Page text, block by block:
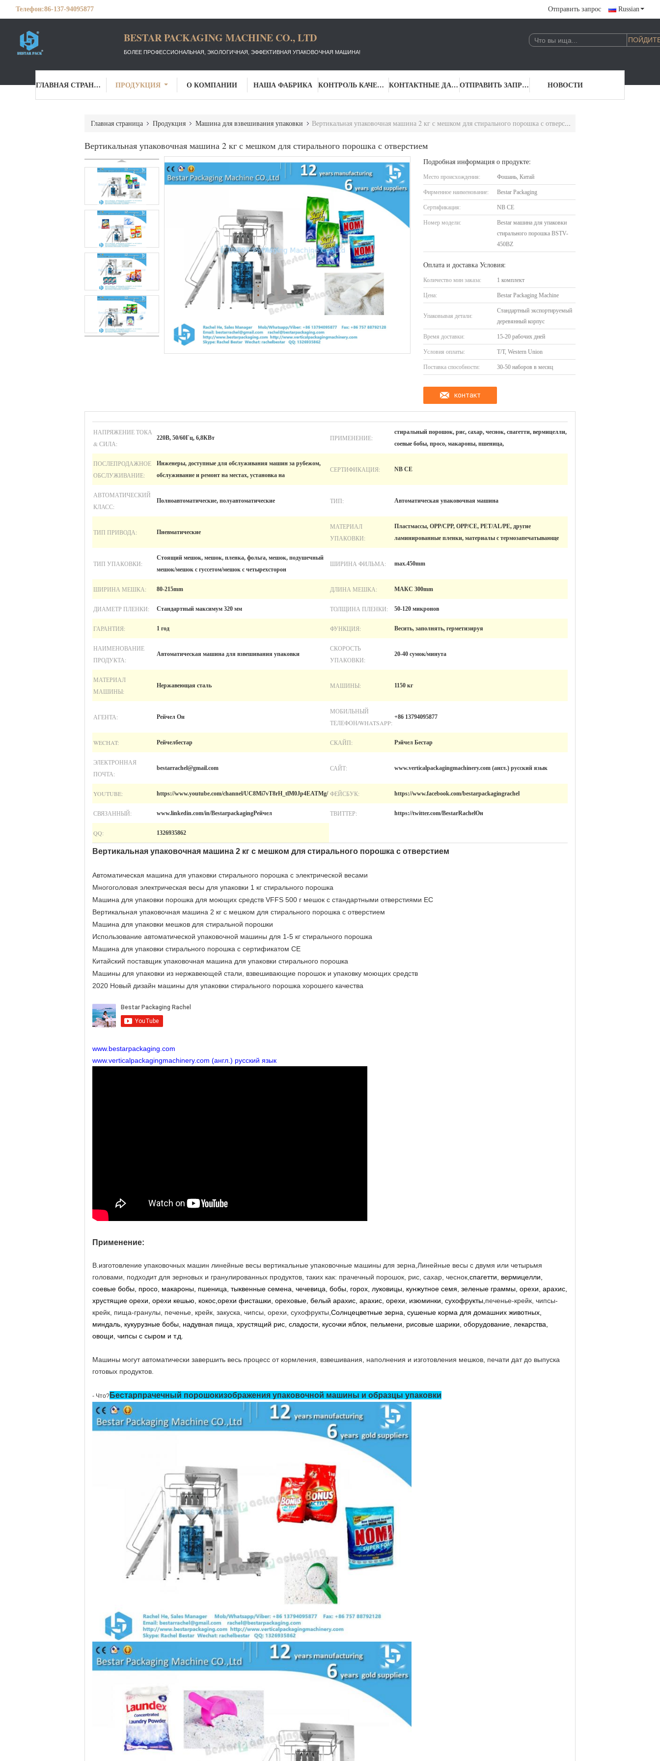
Телефон:86-137-94095877 Отправить запрос Russian
BESTAR PACKAGING MACHINE CO., LTD
БОЛЕЕ ПРОФЕССИОНАЛЬНАЯ, ЭКОЛОГИЧНАЯ, ЭФФЕКТИВНАЯ УПАКОВОЧНАЯ МАШИНА!
ГЛАВНАЯ СТРАНИЦА ПРОДУКЦИЯ О КОМПАНИИ НАША ФАБРИКА КОНТРОЛЬ КАЧЕСТВА КОНТАКТНЫЕ ДАННЫЕ ОТПРАВИТЬ ЗАПРОС НОВОСТИ
Главная страница Продукция Машина для взвешивания упаковки Вертикальная упаковочная машина 2 кг с мешком для стирального порошка с отверстием
Вертикальная упаковочная машина 2 кг с мешком для стирального порошка с отверстием
Подробная информация о продукте:
Место происхождения: Фошань, Китай
Фирменное наименование: Bestar Packaging
Сертификация: NB CE
Номер модели:
Bestar машина для упаковки
стирального порошка BSTV-
450BZ
Оплата и доставка Условия:
Количество мин заказа: 1 комплект
Цена: Bestar Packaging Machine
Упаковывая детали:
Стандартный экспортируемый
деревянный корпус
Время доставки: 15-20 рабочих дней
Условия оплаты: T/T, Western Union
Поставка способности: 30-50 наборов в месяц
контакт
НАПРЯЖЕНИЕ ТОКА
& СИЛА:
220В, 50/60Гц, 6,8КВт ПРИМЕНЕНИЕ:
стиральный порошок, рис, сахар, чеснок, спагетти, вермицелли,
соевые бобы, просо, макароны, пшеница,
ПОСЛЕПРОДАЖНОЕ
ОБСЛУЖИВАНИЕ:
Инженеры, доступные для обслуживания машин за рубежом,
обслуживание и ремонт на местах, установка на
СЕРТИФИКАЦИЯ: NB CE
АВТОМАТИЧЕСКИЙ
КЛАСС:
Полноавтоматические, полуавтоматические ТИП: Автоматическая упаковочная машина
ТИП ПРИВОДА: Пневматические
МАТЕРИАЛ
УПАКОВКИ:
Пластмассы, OPP/CPP, OPP/CE, PET/AL/PE, другие
ламинированные пленки, материалы с термозапечатывающе
ТИП УПАКОВКИ:
Стоящий мешок, мешок, пленка, фольга, мешок, подушечный
мешок/мешок с гуссетом/мешок с четырехсторон
ШИРИНА ФИЛЬМА: max.450mm
ШИРИНА МЕШКА: 80-215mm ДЛИНА МЕШКА: МАКС 300mm
ДИАМЕТР ПЛЕНКИ: Стандартный максимум 320 мм ТОЛЩИНА ПЛЕНКИ: 50-120 микронов
ГАРАНТИЯ: 1 год ФУНКЦИЯ: Весить, заполнять, герметизируя
НАИМЕНОВАНИЕ
ПРОДУКТА:
Автоматическая машина для взвешивания упаковки
СКОРОСТЬ
УПАКОВКИ:
20-40 сумок/минута
МАТЕРИАЛ
МАШИНЫ:
Нержавеющая сталь МАШИНЫ: 1150 кг
АГЕНТА: Рейчел Он
МОБИЛЬНЫЙ
ТЕЛЕФОН/WHATSAPP:
+86 13794095877
WECHAT: Рейчелбестар СКАЙП: Рэйчел Бестар
ЭЛЕКТРОННАЯ
ПОЧТА:
bestarrachel@gmail.com САЙТ: www.verticalpackagingmachinery.com (англ.) русский язык
YOUTUBE: https://www.youtube.com/channel/UC8Mi7vT8rH_tlM0Jp4EATMg/ ФЕЙСБУК: https://www.facebook.com/bestarpackagingrachel
СВЯЗАННЫЙ: www.linkedin.com/in/BestarpackagingРейчел ТВИТТЕР: https://twitter.com/BestarRachelОн
QQ: 1326935862
Вертикальная упаковочная машина 2 кг с мешком для стирального порошка с отверстием
Автоматическая машина для упаковки стирального порошка с электрической весами
Многоголовая электрическая весы для упаковки 1 кг стирального порошка
Машина для упаковки порошка для моющих средств VFFS 500 г мешок с стандартными отверстиями ЕС
Вертикальная упаковочная машина 2 кг с мешком для стирального порошка с отверстием
Машина для упаковки мешков для стиральной порошки
Использование автоматической упаковочной машины для 1-5 кг стирального порошка
Машина для упаковки стирального порошка с сертификатом CE
Китайский поставщик упаковочная машина для упаковки стирального порошка
Машины для упаковки из нержавеющей стали, взвешивающие порошок и упаковку моющих средств
2020 Новый дизайн машины для упаковки стирального порошка хорошего качества
www.bestarpackaging.com
www.verticalpackagingmachinery.com (англ.) русский язык
Применение:
В. изготовление упаковочных машин линейные весы вертикальные упаковочные машины для зерна, Линейные весы с двумя или четырьмя
головами , подходит для зерновых и гранулированных продуктов, таких как: прачечный порошок, рис, сахар, чеснок, спагетти, вермицелли,
соевые бобы, просо, макароны, пшеница, тыквенные семена, чечевица, бобы, горох, луковицы, кунжутное семя, зеленые граммы, орехи, арахис,
хрустящие орехи, орехи кешью, кокос,орехи фисташки, ореховые, белый арахис, арахис, орехи, изюминки, сухофрукты, печенье-крейк, чипсы-
крейк, пища-гранулы, печенье, крейк, закуска, чипсы, орехи, сухофрукты, Солнцецветные зерна, сушеные корма для домашних животных,
миндаль, кукурузные бобы, надувная пища, хрустящий рис, сладости, кусочки яблок, пельмени, рисовые шарики, оборудование, лекарства,
овощи, чипсы с сыром и т.д.
Машины могут автоматически завершить весь процесс от кормления, взвешивания, наполнения и изготовления мешков, печати дат до выпуска
готовых продуктов.
- Что? Бестарпрачечный порошокизображения упаковочной машины и образцы упаковки